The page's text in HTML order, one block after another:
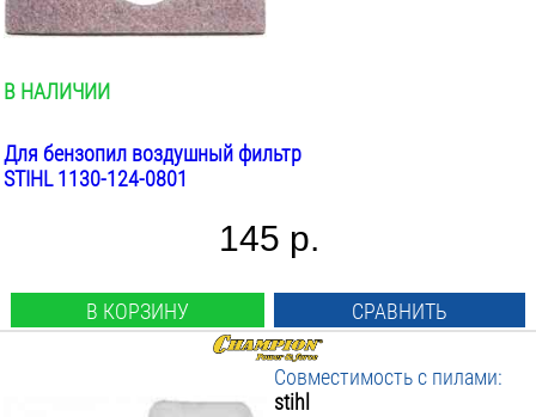
В НАЛИЧИИ
Для бензопил воздушный фильтр
STIHL 1130-124-0801
145 р.
В КОРЗИНУ СРАВНИТЬ
Совместимость с пилами:
stihl